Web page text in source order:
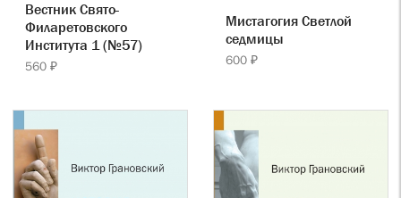
Вестник Свято-
Филаретовского
Института 1 (№57)
560 ₽
Мистагогия Светлой
седмицы
600 ₽